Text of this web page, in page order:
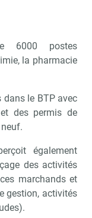
6000 postes
la pharmacie
dans le BTP avec
des permis de
également
des activités
marchands et
gestion, activités